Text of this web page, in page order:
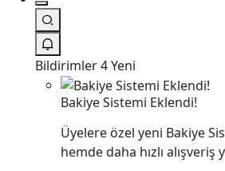
Bildirimler4 Yeni
Bakiye Sistemi Eklendi!
Üyelere özel yeni Bakiye
hemde daha hızlı alışveriş